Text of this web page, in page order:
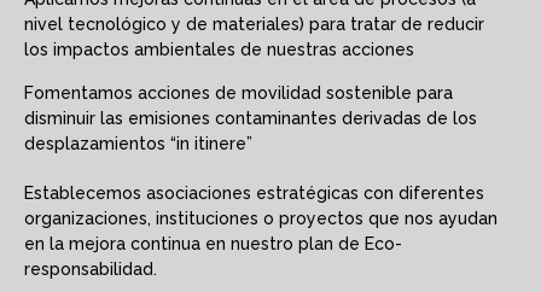
nivel tecnológico y de materiales) para tratar de reducir
los impactos ambientales de nuestras acciones
Fomentamos acciones de movilidad sostenible para
disminuir las emisiones contaminantes derivadas de los
desplazamientos “in itinere”
Establecemos asociaciones estratégicas con diferentes
organizaciones, instituciones o proyectos que nos ayudan
en la mejora continua en nuestro plan de Eco-
responsabilidad.